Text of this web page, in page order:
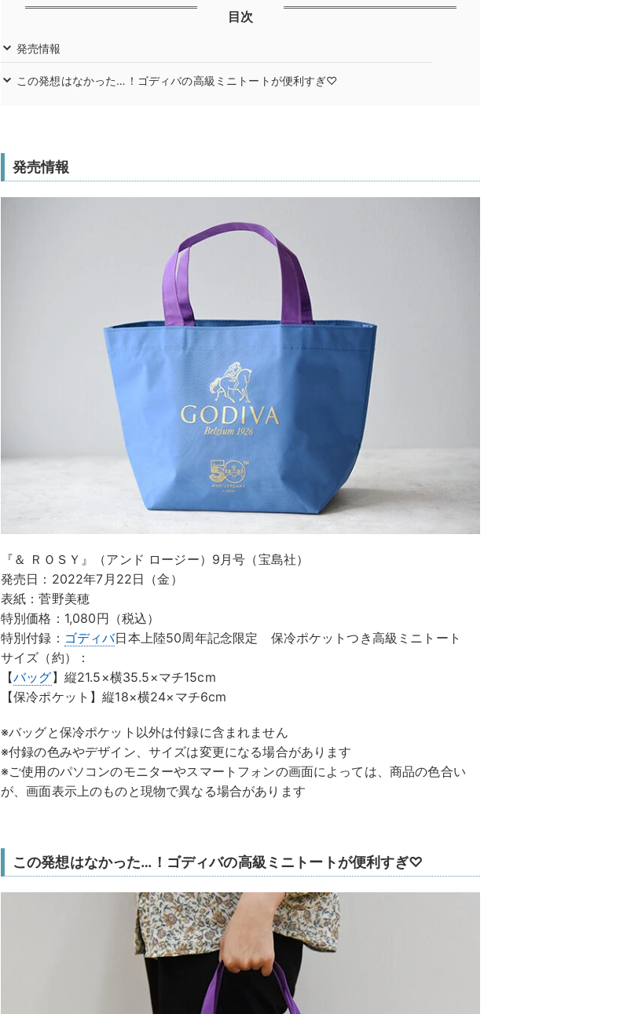
目次
発売情報
この発想はなかった…！ゴディバの高級ミニトートが便利すぎ♡
発売情報
『＆ ＲＯＳＹ』（アンド ロージー）9月号（宝島社）
発売日：2022年7月22日（金）
表紙：菅野美穂
特別価格：1,080円（税込）
特別付録： ゴディバ日本上陸50周年記念限定 保冷ポケットつき高級ミニトート
サイズ（約）：
【バッグ】縦21.5×横35.5×マチ15cm
【保冷ポケット】縦18×横24×マチ6cm
※バッグと保冷ポケット以外は付録に含まれません
※付録の色みやデザイン、サイズは変更になる場合があります
※ご使用のパソコンのモニターやスマートフォンの画面によっては、商品の色合い
が、画面表示上のものと現物で異なる場合があります
この発想はなかった…！ゴディバの高級ミニトートが便利すぎ♡